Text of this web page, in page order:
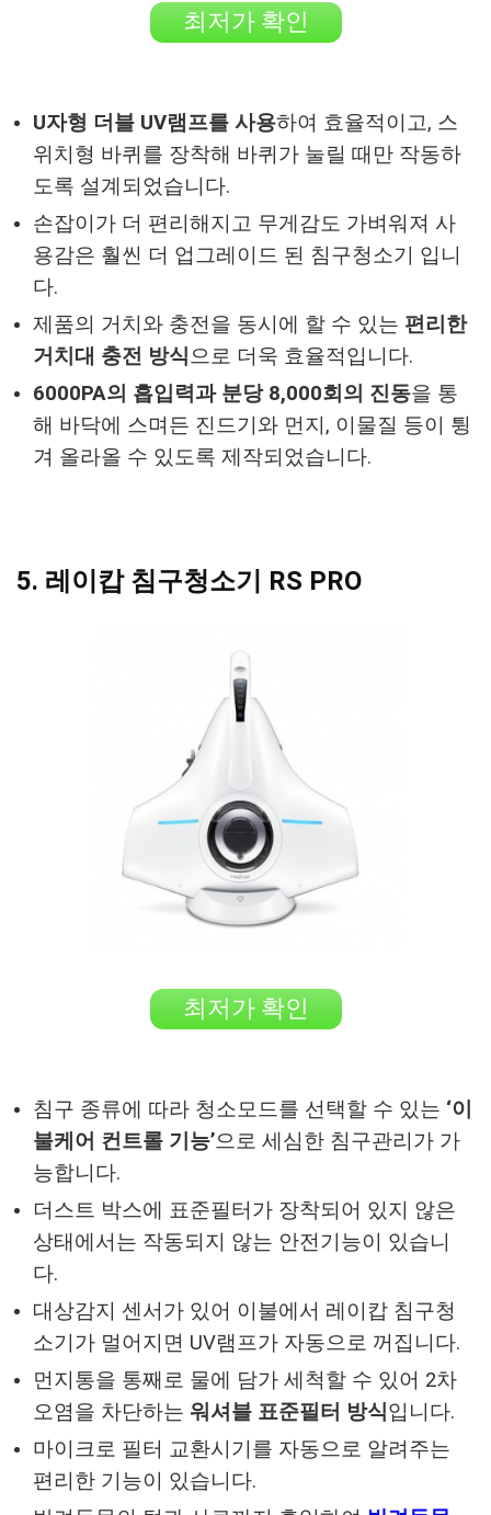
최저가 확인
U자형 더블 UV램프를 사용하여 효율적이고, 스
위치형 바퀴를 장착해 바퀴가 눌릴 때만 작동하
도록 설계되었습니다.
손잡이가 더 편리해지고 무게감도 가벼워져 사
용감은 훨씬 더 업그레이드 된 침구청소기 입니
다.
제품의 거치와 충전을 동시에 할 수 있는 편리한
거치대 충전 방식으로 더욱 효율적입니다.
6000PA의 흡입력과 분당 8,000회의 진동을 통
해 바닥에 스며든 진드기와 먼지, 이물질 등이 튕
겨 올라올 수 있도록 제작되었습니다.
5. 레이캅 침구청소기 RS PRO
최저가 확인
침구 종류에 따라 청소모드를 선택할 수 있는 ‘이
불케어 컨트롤 기능’으로 세심한 침구관리가 가
능합니다.
더스트 박스에 표준필터가 장착되어 있지 않은
상태에서는 작동되지 않는 안전기능이 있습니
다.
대상감지 센서가 있어 이불에서 레이캅 침구청
소기가 멀어지면 UV램프가 자동으로 꺼집니다.
먼지통을 통째로 물에 담가 세척할 수 있어 2차
오염을 차단하는 워셔블 표준필터 방식입니다.
마이크로 필터 교환시기를 자동으로 알려주는
편리한 기능이 있습니다.